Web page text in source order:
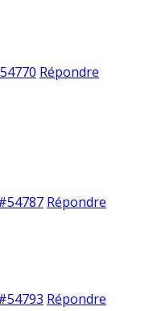
Répondre
Répondre
Répondre